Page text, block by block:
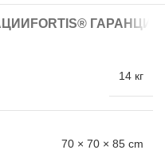
FORTIS®
14 кг
70 × 70 × 85 cm